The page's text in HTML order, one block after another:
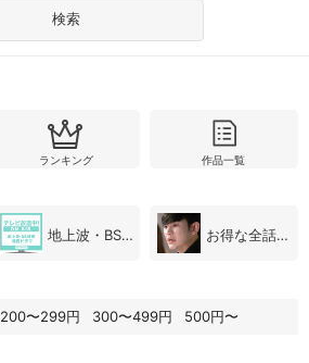
ランキング 作品一覧
地上波・BS放送（韓国ドラマ） お得な全話パック
200〜299円 300〜499円 500円〜